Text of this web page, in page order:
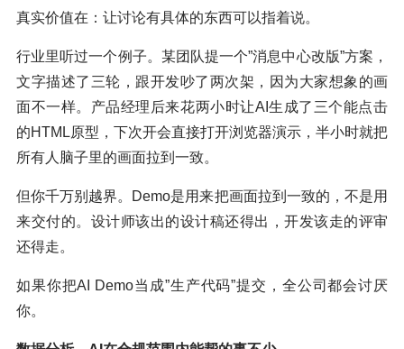
真实价值在：让讨论有具体的东西可以指着说。
行业里听过一个例子。某团队提一个”消息中心改版”方案，
文字描述了三轮，跟开发吵了两次架，因为大家想象的画
面不一样。产品经理后来花两小时让AI生成了三个能点击
的HTML原型，下次开会直接打开浏览器演示，半小时就把
所有人脑子里的画面拉到一致。
但你千万别越界。Demo是用来把画面拉到一致的，不是用
来交付的。设计师该出的设计稿还得出，开发该走的评审
还得走。
如果你把AI Demo当成”生产代码”提交，全公司都会讨厌
你。